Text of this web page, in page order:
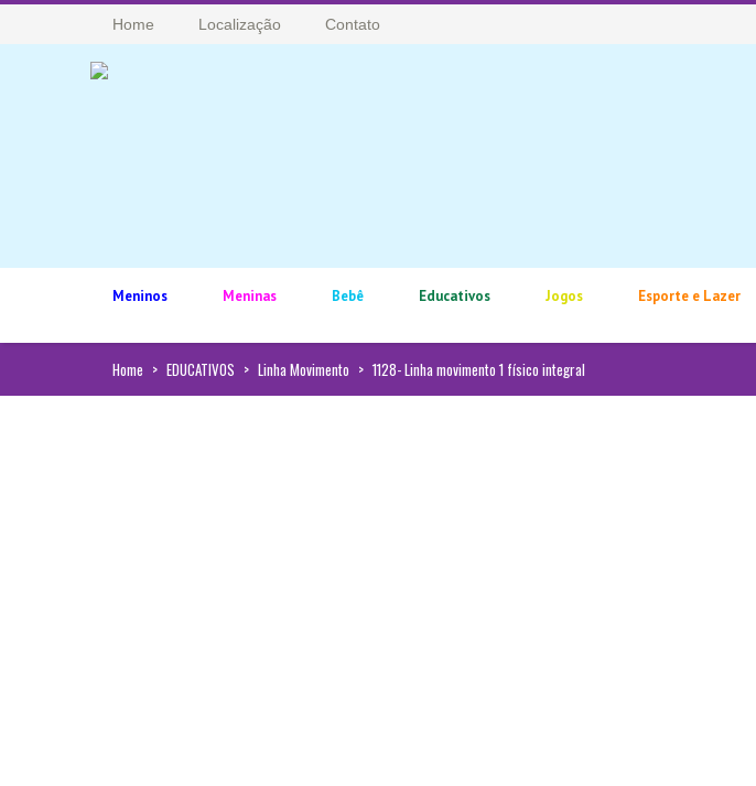
Home Localização Contato
Meninos Meninas Bebê Educativos Jogos Esporte e Lazer
Home > EDUCATIVOS > Linha Movimento > 1128- Linha movimento 1 físico integral